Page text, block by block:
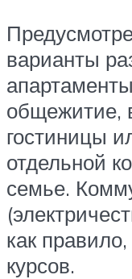
варианты
общежитие,
гостиницы
отдельной
семье.
как
курсов.